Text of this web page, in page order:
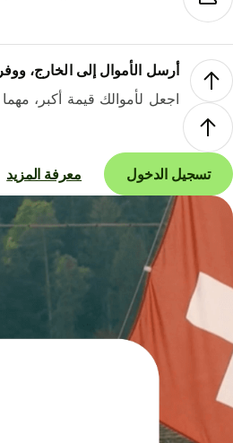
أرسل الأموال إلى الخارج،
اجعل لأموالك قيمة أكبر، مهما
تسجيل الدخول معرفة المزيد